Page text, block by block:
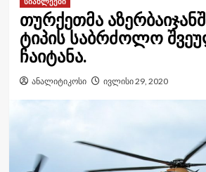
თურქეთმა
ტიპის საბრძოლო
ჩაიტანა.
ანალიტიკოსი ივლისი 29, 2020